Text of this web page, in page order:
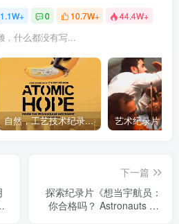
1.1W+ 0 10.7W+ 44.4W+
，什么都没有写...
自然，工艺技术纪录片《原子能的希望 Atomic Hope – Inside the Pro-Nuclear Movement》下载
下一篇
探索纪录片《想当宇航员：
你合格吗？ Astronauts Do